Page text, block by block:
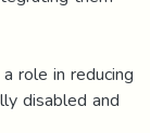
role in reducing
disabled and